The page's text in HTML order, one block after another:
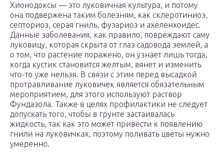
Хионодоксы ― это луковичная культура, и потому
она подвержена таким болезням, как склеротиниоз,
септориоз, серая гниль, фузариоз и ахеленхоидес.
Данные заболевания, как правило, повреждают саму
луковицу, которая скрыта от глаз садовода землей, а
о том, что растение поражено, он узнает лишь тогда,
когда кустик становится желтым, вянет и изменить
что-то уже нельзя. В связи с этим перед высадкой
протравливание луковичек является обязательным
мероприятием, для этого используют раствор
Фундазола. Также в целях профилактики не следует
допускать того, чтобы в грунте застаивалась
жидкость, так как это может привести к появлению
гнили на луковичках, поэтому поливать цветы нужно
умеренно.